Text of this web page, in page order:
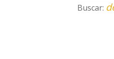
Buscar: